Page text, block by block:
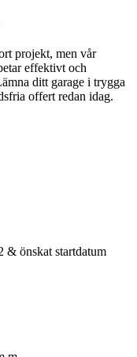
projekt, men vår
effektivt och
ditt garage i trygga
offert redan idag.
& önskat startdatum